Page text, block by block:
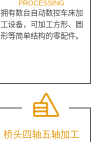
PROCESSING
拥有数台自动数控车床加
工设备，可加工方形、圆
形等简单结构的零配件。
桥头四轴五轴加工